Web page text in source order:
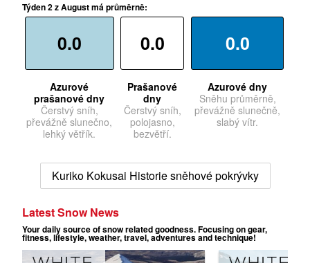
Týden 2 z August má průměrně:
0.0
Azurové
prašanové dny
Čerstvý sníh,
převážně slunečno,
lehký větřík.
0.0
Prašanové
dny
Čerstvý sníh,
polojasno,
bezvětří.
0.0
Azurové dny
Sněhu průměrně,
převážně slunečně,
slabý vítr.
Kuriko Kokusai Historie sněhové pokrývky